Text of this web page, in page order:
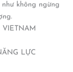
không ngừng
LỰC